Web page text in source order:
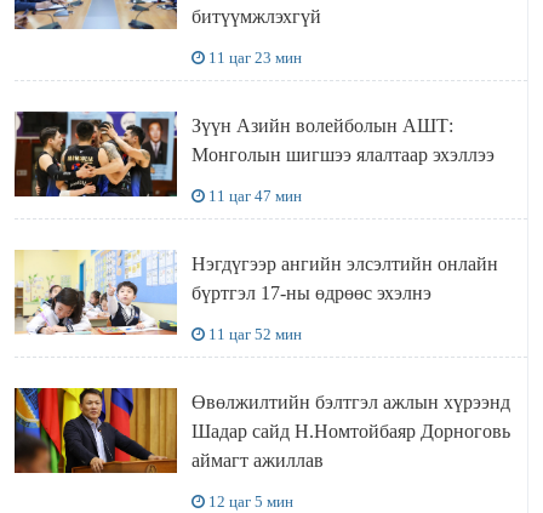
битүүмжлэхгүй
11 цаг 23 мин
Зүүн Азийн волейболын АШТ:
Монголын шигшээ ялалтаар эхэллээ
11 цаг 47 мин
Нэгдүгээр ангийн элсэлтийн онлайн
бүртгэл 17-ны өдрөөс эхэлнэ
11 цаг 52 мин
Өвөлжилтийн бэлтгэл ажлын хүрээнд
Шадар сайд Н.Номтойбаяр Дорноговь
аймагт ажиллав
12 цаг 5 мин